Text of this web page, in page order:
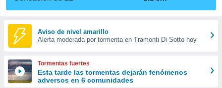
las
y
forma
digital
basada
Aviso de nivel amarillo
Alerta moderada por tormenta en Tramonti Di Sotto hoy
Tormentas fuertes
Esta tarde las tormentas dejarán fenómenos
adversos en 6 comunidades